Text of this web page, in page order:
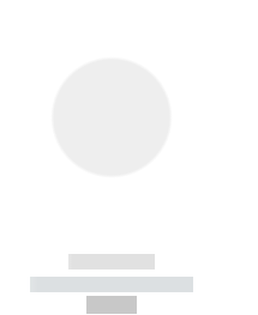
------------
----------- -----------